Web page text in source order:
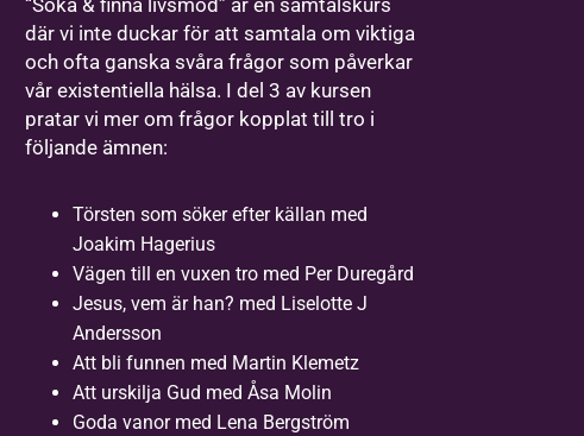
“Söka & finna livsmod” är en samtalskurs
där vi inte duckar för att samtala om viktiga
och ofta ganska svåra frågor som påverkar
vår existentiella hälsa. I del 3 av kursen
pratar vi mer om frågor kopplat till tro i
följande ämnen:
Törsten som söker efter källan med
Joakim Hagerius
Vägen till en vuxen tro med Per Duregård
Jesus, vem är han? med Liselotte J
Andersson
Att bli funnen med Martin Klemetz
Att urskilja Gud med Åsa Molin
Goda vanor med Lena Bergström